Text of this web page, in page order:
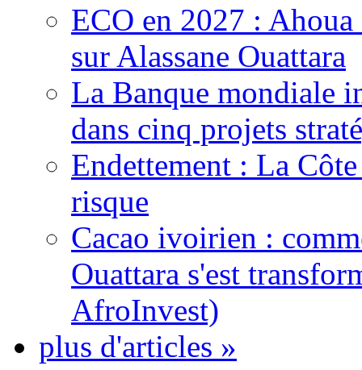
ECO en 2027 :
sur Alassane Ouattara
La Banque mondiale
dans cinq projets
Endettement : La
risque
Cacao ivoirien :
Ouattara s'est
AfroInvest)
plus d'articles »